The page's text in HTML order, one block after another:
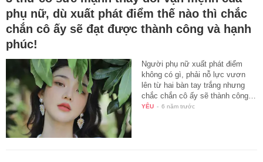
phụ nữ, dù xuất phát điểm thế nào thì chắc
chắn cô ấy sẽ đạt được thành công và hạnh
phúc!
Người phụ nữ xuất phát điểm
không có gì, phải nỗ lực vươn
lên từ hai bàn tay trắng nhưng
chắc chắn cô ấy sẽ thành công…
YÊU - 6 năm trước